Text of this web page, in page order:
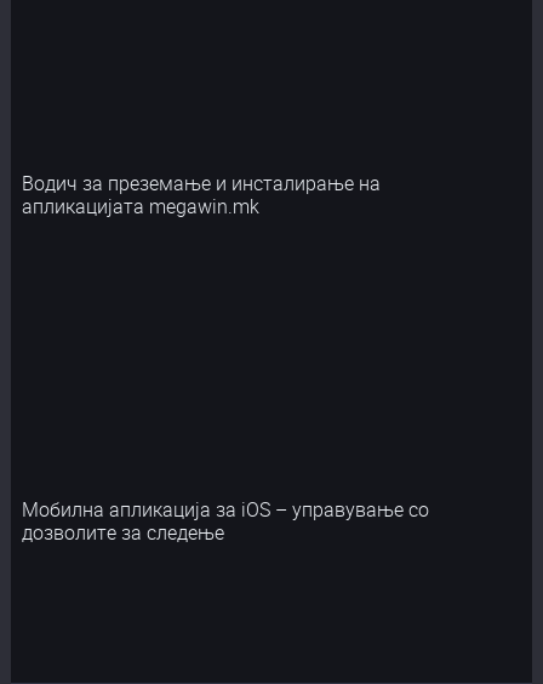
Водич за преземање и инсталирање на
апликацијата megawin.mk
Мобилна апликација за iOS – управување со
дозволите за следење